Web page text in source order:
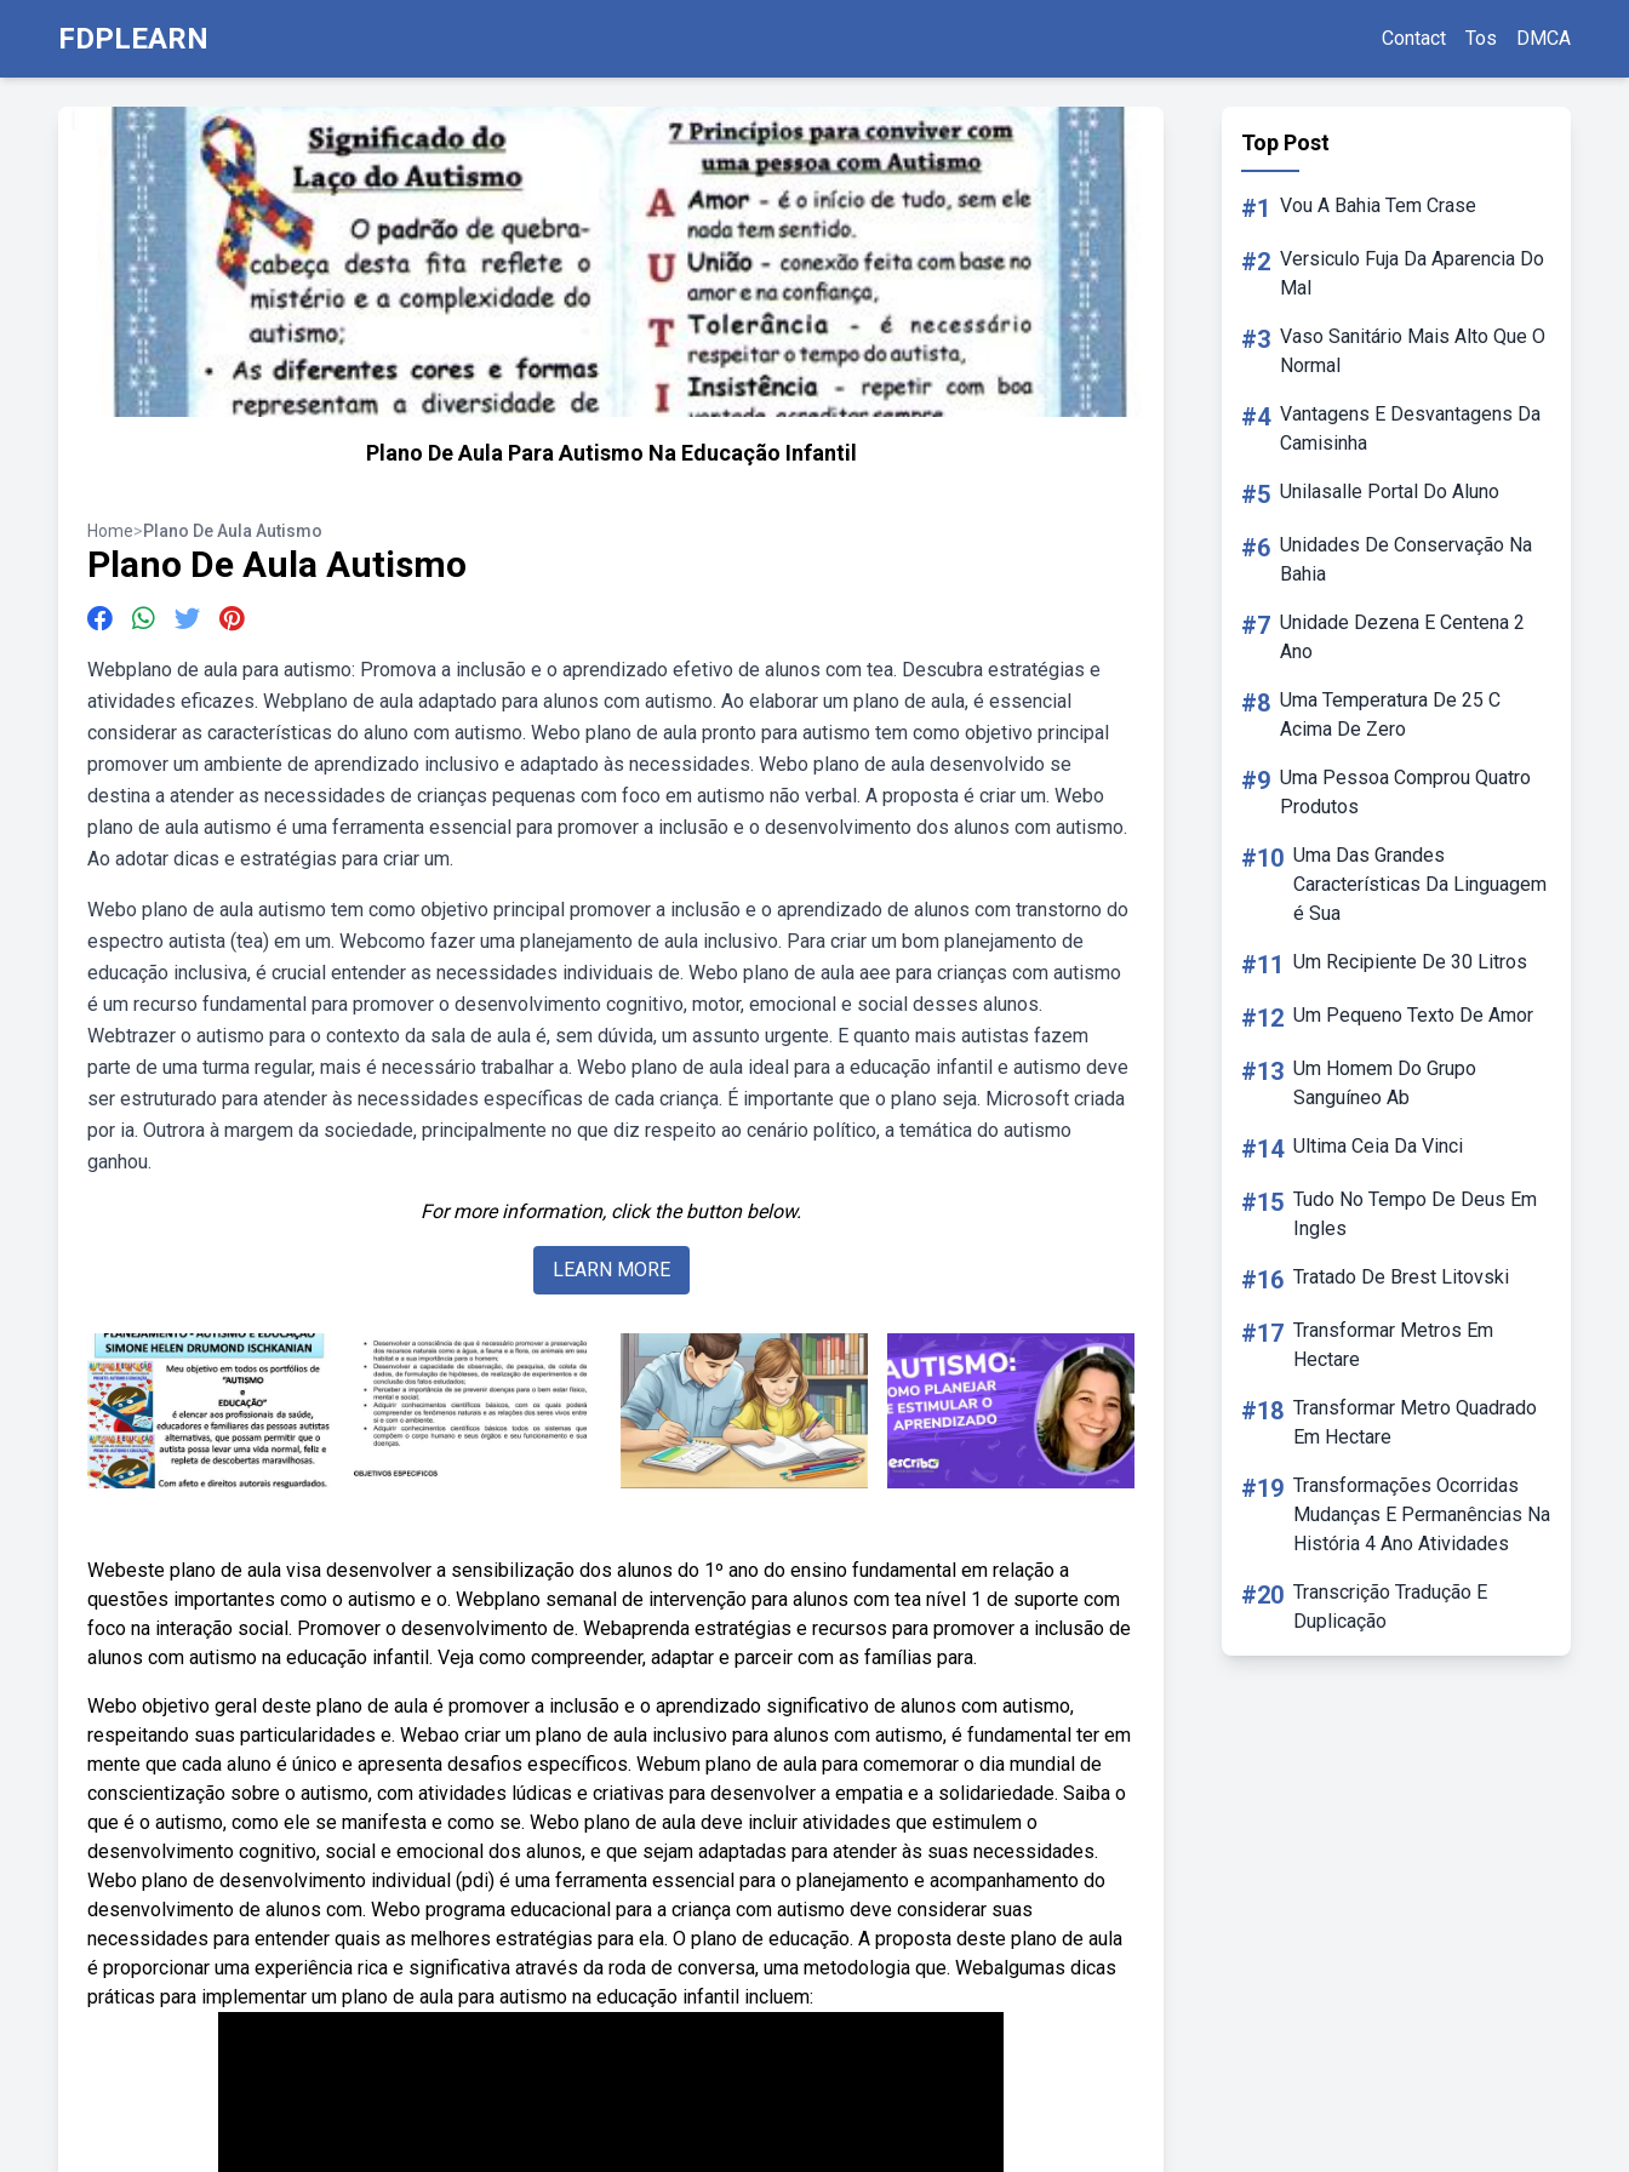
FDPLEARN Contact Tos DMCA
Plano De Aula Para Autismo Na Educação Infantil
Home>Plano De Aula Autismo
Plano De Aula Autismo
Webplano de aula para autismo: Promova a inclusão e o aprendizado efetivo de alunos com tea. Descubra estratégias e
atividades eficazes. Webplano de aula adaptado para alunos com autismo. Ao elaborar um plano de aula, é essencial
considerar as características do aluno com autismo. Webo plano de aula pronto para autismo tem como objetivo principal
promover um ambiente de aprendizado inclusivo e adaptado às necessidades. Webo plano de aula desenvolvido se
destina a atender as necessidades de crianças pequenas com foco em autismo não verbal. A proposta é criar um. Webo
plano de aula autismo é uma ferramenta essencial para promover a inclusão e o desenvolvimento dos alunos com autismo.
Ao adotar dicas e estratégias para criar um.
Webo plano de aula autismo tem como objetivo principal promover a inclusão e o aprendizado de alunos com transtorno do
espectro autista (tea) em um. Webcomo fazer uma planejamento de aula inclusivo. Para criar um bom planejamento de
educação inclusiva, é crucial entender as necessidades individuais de. Webo plano de aula aee para crianças com autismo
é um recurso fundamental para promover o desenvolvimento cognitivo, motor, emocional e social desses alunos.
Webtrazer o autismo para o contexto da sala de aula é, sem dúvida, um assunto urgente. E quanto mais autistas fazem
parte de uma turma regular, mais é necessário trabalhar a. Webo plano de aula ideal para a educação infantil e autismo deve
ser estruturado para atender às necessidades específicas de cada criança. É importante que o plano seja. Microsoft criada
por ia. Outrora à margem da sociedade, principalmente no que diz respeito ao cenário político, a temática do autismo
ganhou.
For more information, click the button below.
LEARN MORE
Webeste plano de aula visa desenvolver a sensibilização dos alunos do 1º ano do ensino fundamental em relação a
questões importantes como o autismo e o. Webplano semanal de intervenção para alunos com tea nível 1 de suporte com
foco na interação social. Promover o desenvolvimento de. Webaprenda estratégias e recursos para promover a inclusão de
alunos com autismo na educação infantil. Veja como compreender, adaptar e parceir com as famílias para.
Webo objetivo geral deste plano de aula é promover a inclusão e o aprendizado significativo de alunos com autismo,
respeitando suas particularidades e. Webao criar um plano de aula inclusivo para alunos com autismo, é fundamental ter em
mente que cada aluno é único e apresenta desafios específicos. Webum plano de aula para comemorar o dia mundial de
conscientização sobre o autismo, com atividades lúdicas e criativas para desenvolver a empatia e a solidariedade. Saiba o
que é o autismo, como ele se manifesta e como se. Webo plano de aula deve incluir atividades que estimulem o
desenvolvimento cognitivo, social e emocional dos alunos, e que sejam adaptadas para atender às suas necessidades.
Webo plano de desenvolvimento individual (pdi) é uma ferramenta essencial para o planejamento e acompanhamento do
desenvolvimento de alunos com. Webo programa educacional para a criança com autismo deve considerar suas
necessidades para entender quais as melhores estratégias para ela. O plano de educação. A proposta deste plano de aula
é proporcionar uma experiência rica e significativa através da roda de conversa, uma metodologia que. Webalgumas dicas
práticas para implementar um plano de aula para autismo na educação infantil incluem:
Top Post
#1 Vou A Bahia Tem Crase
#2 Versiculo Fuja Da Aparencia Do
Mal
#3 Vaso Sanitário Mais Alto Que O
Normal
#4 Vantagens E Desvantagens Da
Camisinha
#5 Unilasalle Portal Do Aluno
#6 Unidades De Conservação Na
Bahia
#7 Unidade Dezena E Centena 2
Ano
#8 Uma Temperatura De 25 C
Acima De Zero
#9 Uma Pessoa Comprou Quatro
Produtos
#10 Uma Das Grandes
Características Da Linguagem
é Sua
#11 Um Recipiente De 30 Litros
#12 Um Pequeno Texto De Amor
#13 Um Homem Do Grupo
Sanguíneo Ab
#14 Ultima Ceia Da Vinci
#15 Tudo No Tempo De Deus Em
Ingles
#16 Tratado De Brest Litovski
#17 Transformar Metros Em
Hectare
#18 Transformar Metro Quadrado
Em Hectare
#19 Transformações Ocorridas
Mudanças E Permanências Na
História 4 Ano Atividades
#20 Transcrição Tradução E
Duplicação